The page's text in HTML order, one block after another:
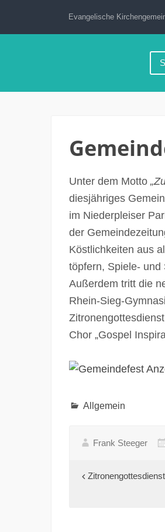
springen
Evangelische
Unter dem Motto
diesjähriges
im Niederpleiser
der
Köstlichkeiten aus
töpfern, Spiele- und
Außerdem tritt die
Rhein-Sieg-
Chor „Gospel
Allgemein
Frank Steeger